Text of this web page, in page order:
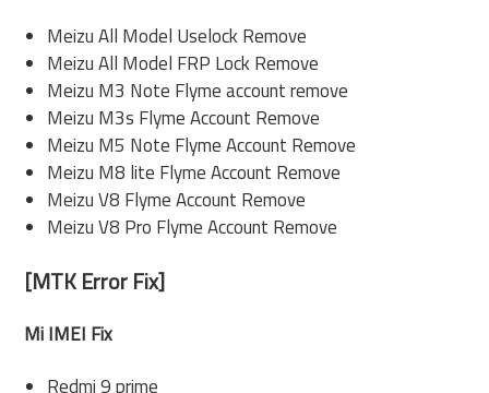
Meizu All Model Uselock Remove
Meizu All Model FRP Lock Remove
Meizu M3 Note Flyme account remove
Meizu M3s Flyme Account Remove
Meizu M5 Note Flyme Account Remove
Meizu M8 lite Flyme Account Remove
Meizu V8 Flyme Account Remove
Meizu V8 Pro Flyme Account Remove
[MTK Error Fix]
Mi IMEI Fix
Redmi 9 prime